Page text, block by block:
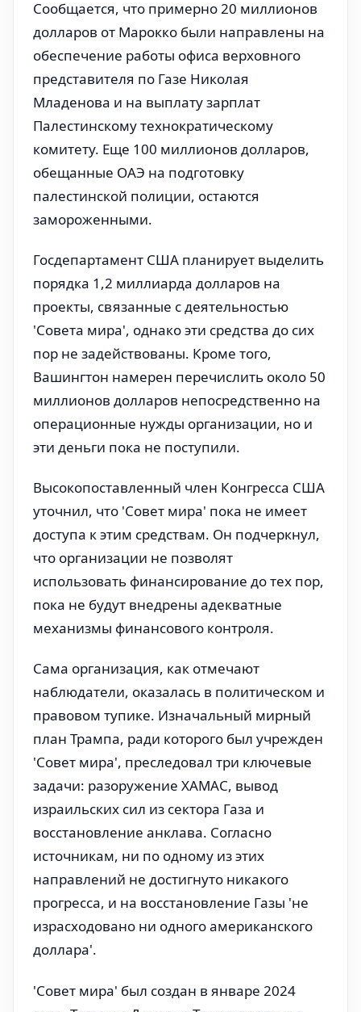
Сообщается, что примерно 20 миллионов
долларов от Марокко были направлены на
обеспечение работы офиса верховного
представителя по Газе Николая
Младенова и на выплату зарплат
Палестинскому технократическому
комитету. Еще 100 миллионов долларов,
обещанные ОАЭ на подготовку
палестинской полиции, остаются
замороженными.
Госдепартамент США планирует выделить
порядка 1,2 миллиарда долларов на
проекты, связанные с деятельностью
'Совета мира', однако эти средства до сих
пор не задействованы. Кроме того,
Вашингтон намерен перечислить около 50
миллионов долларов непосредственно на
операционные нужды организации, но и
эти деньги пока не поступили.
Высокопоставленный член Конгресса США
уточнил, что 'Совет мира' пока не имеет
доступа к этим средствам. Он подчеркнул,
что организации не позволят
использовать финансирование до тех пор,
пока не будут внедрены адекватные
механизмы финансового контроля.
Сама организация, как отмечают
наблюдатели, оказалась в политическом и
правовом тупике. Изначальный мирный
план Трампа, ради которого был учрежден
'Совет мира', преследовал три ключевые
задачи: разоружение ХАМАС, вывод
израильских сил из сектора Газа и
восстановление анклава. Согласно
источникам, ни по одному из этих
направлений не достигнуто никакого
прогресса, и на восстановление Газы 'не
израсходовано ни одного американского
доллара'.
'Совет мира' был создан в январе 2024